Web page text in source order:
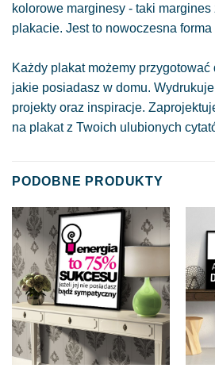
kolorowe marginesy - taki
plakacie. Jest to nowoczesna forma
Każdy plakat możemy przygotować
jakie posiadasz w domu.
projekty oraz inspiracje.
na plakat z Twoich ulubionych
PODOBNE PRODUKTY